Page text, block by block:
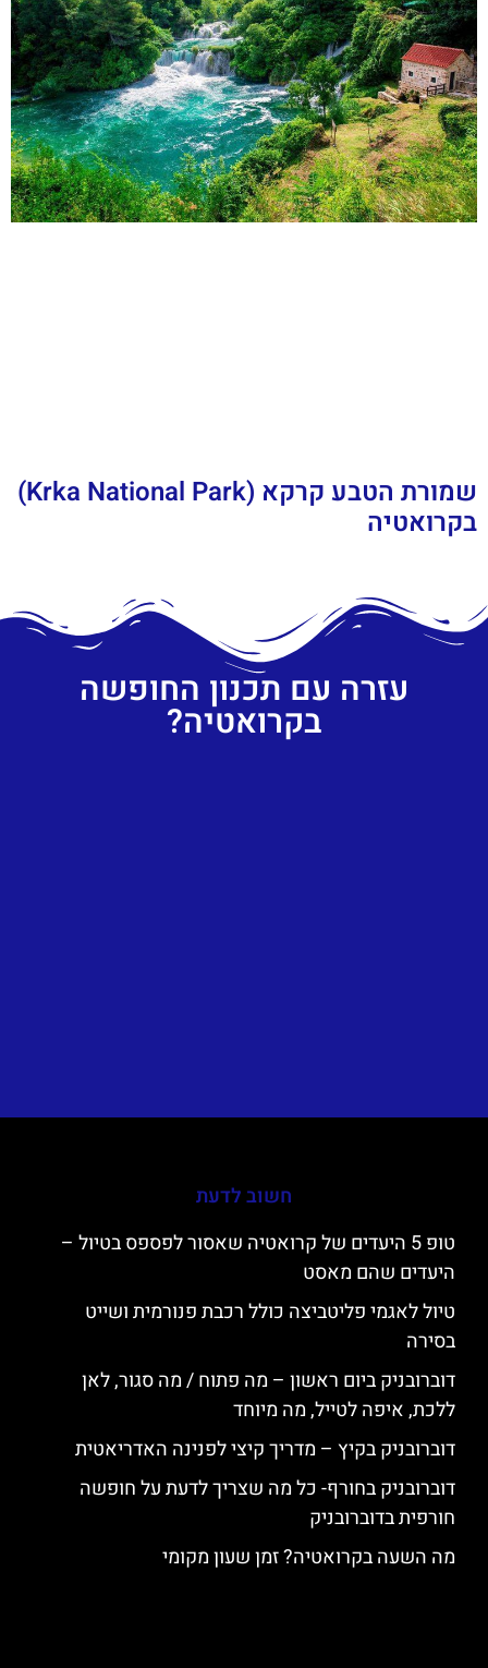
שמורת הטבע קרקא (Krka National Park)
בקרואטיה
עזרה עם תכנון החופשה
בקרואטיה?
חשוב לדעת
טופ 5 היעדים של קרואטיה שאסור לפספס בטיול –
היעדים שהם מאסט
טיול לאגמי פליטביצה כולל רכבת פנורמית ושייט
בסירה
דוברובניק ביום ראשון – מה פתוח / מה סגור, לאן
ללכת, איפה לטייל, מה מיוחד
דוברובניק בקיץ – מדריך קיצי לפנינה האדריאטית
דוברובניק בחורף- כל מה שצריך לדעת על חופשה
חורפית בדוברובניק
מה השעה בקרואטיה? זמן שעון מקומי